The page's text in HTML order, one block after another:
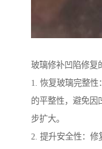
玻璃修补凹陷修复
1. 恢复玻璃完整性
的平整性，避免因
步扩大。
2. 提升安全性：修